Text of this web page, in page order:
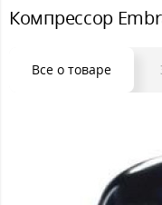
Компрессор
Все о товаре